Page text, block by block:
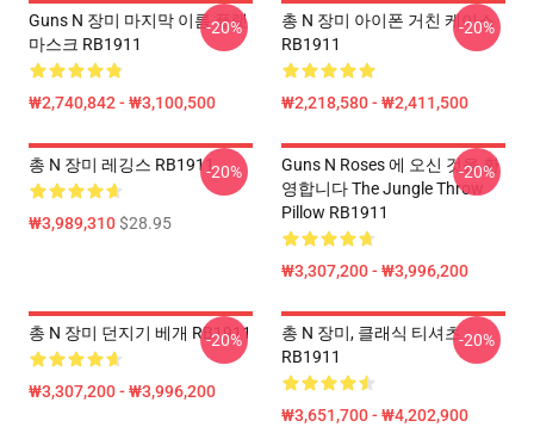
Guns N 장미 마지막 이름 플랫
마스크 RB1911
₩2,740,842 - ₩3,100,500
-20%
총 N 장미 아이폰 거친 케이스
RB1911
₩2,218,580 - ₩2,411,500
-20%
총 N 장미 레깅스 RB1911
₩3,989,310$28.95
-20%
Guns N Roses 에 오신 것을 환
영합니다 The Jungle Throw
Pillow RB1911
₩3,307,200 - ₩3,996,200
-20%
총 N 장미 던지기 베개 RB1911
₩3,307,200 - ₩3,996,200
-20%
총 N 장미, 클래식 티셔츠
RB1911
₩3,651,700 - ₩4,202,900
-20%